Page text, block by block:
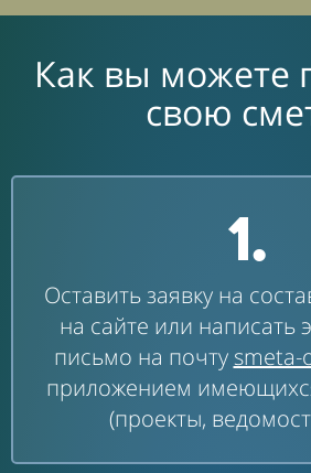
Как вы можете
свою
1.
Оставить заявку на
на сайте или написать
письмо на почту smeta-
приложением
(проекты,